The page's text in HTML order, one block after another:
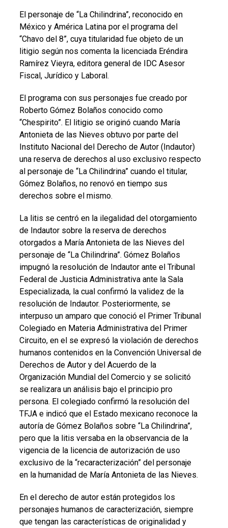
El personaje de “La Chilindrina”, reconocido en
México y América Latina por el programa del
“Chavo del 8”, cuya titularidad fue objeto de un
litigio según nos comenta la licenciada Eréndira
Ramírez Vieyra, editora general de IDC Asesor
Fiscal, Jurídico y Laboral.
El programa con sus personajes fue creado por
Roberto Gómez Bolaños conocido como
“Chespirito”. El litigio se originó cuando María
Antonieta de las Nieves obtuvo por parte del
Instituto Nacional del Derecho de Autor (Indautor)
una reserva de derechos al uso exclusivo respecto
al personaje de “La Chilindrina” cuando el titular,
Gómez Bolaños, no renovó en tiempo sus
derechos sobre el mismo.
La litis se centró en la ilegalidad del otorgamiento
de Indautor sobre la reserva de derechos
otorgados a María Antonieta de las Nieves del
personaje de “La Chilindrina”. Gómez Bolaños
impugnó la resolución de Indautor ante el Tribunal
Federal de Justicia Administrativa ante la Sala
Especializada, la cual confirmó la validez de la
resolución de Indautor. Posteriormente, se
interpuso un amparo que conoció el Primer Tribunal
Colegiado en Materia Administrativa del Primer
Circuito, en el se expresó la violación de derechos
humanos contenidos en la Convención Universal de
Derechos de Autor y del Acuerdo de la
Organización Mundial del Comercio y se solicitó
se realizara un análisis bajo el principio pro
persona. El colegiado confirmó la resolución del
TFJA e indicó que el Estado mexicano reconoce la
autoría de Gómez Bolaños sobre “La Chilindrina”,
pero que la litis versaba en la observancia de la
vigencia de la licencia de autorización de uso
exclusivo de la “recaracterización” del personaje
en la humanidad de María Antonieta de las Nieves.
En el derecho de autor están protegidos los
personajes humanos de caracterización, siempre
que tengan las características de originalidad y